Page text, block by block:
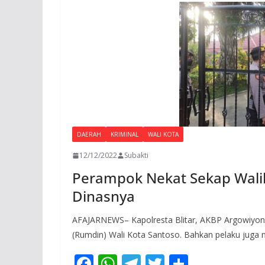
DAERAH KRIMINAL WALI KOTA
12/12/2022 Subakti
Perampok Nekat Sekap
Dinasnya
AFAJARNEWS– Kapolresta Blitar, AKBP
(Rumdin) Wali Kota Santoso. Bahkan pelaku juga